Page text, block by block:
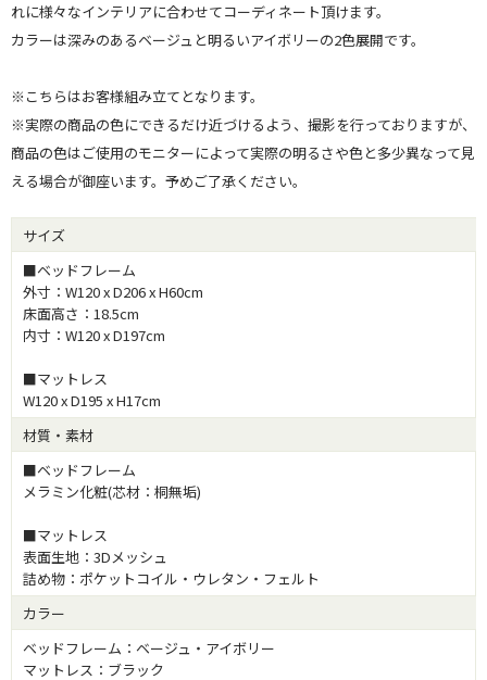
れに様々なインテリアに合わせてコーディネート頂けます。
カラーは深みのあるベージュと明るいアイボリーの2色展開です。
※こちらはお客様組み立てとなります。
※実際の商品の色にできるだけ近づけるよう、撮影を行っておりますが、
商品の色はご使用のモニターによって実際の明るさや色と多少異なって見
える場合が御座います。予めご了承ください。
サイズ
■ベッドフレーム
外寸：W120 x D206 x H60cm
床面高さ：18.5cm
内寸：W120 x D197cm
■マットレス
W120 x D195 x H17cm
材質・素材
■ベッドフレーム
メラミン化粧(芯材：桐無垢)
■マットレス
表面生地：3Dメッシュ
詰め物：ポケットコイル・ウレタン・フェルト
カラー
ベッドフレーム：ベージュ・アイボリー
マットレス：ブラック